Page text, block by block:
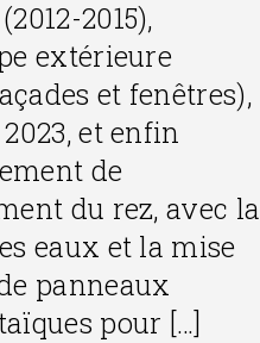
2015),
extérieure
et fenêtres),
et enfin
de
du rez, avec la
eaux et la mise
panneaux
pour […]